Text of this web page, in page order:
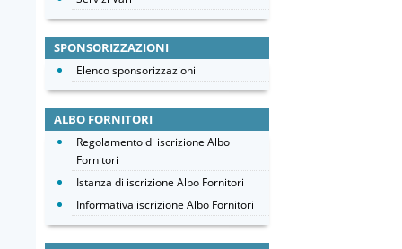
SPONSORIZZAZIONI
Elenco sponsorizzazioni
ALBO FORNITORI
Regolamento di iscrizione Albo
Fornitori
Istanza di iscrizione Albo Fornitori
Informativa iscrizione Albo Fornitori